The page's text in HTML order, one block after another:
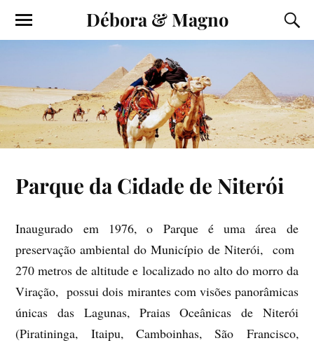
Débora & Magno
Parque da Cidade de Niterói
Inaugurado em 1976, o Parque é uma área de
preservação ambiental do Município de Niterói, com
270 metros de altitude e localizado no alto do morro da
Viração, possui dois mirantes com visões panorâmicas
únicas das Lagunas, Praias Oceânicas de Niterói
(Piratininga, Itaipu, Camboinhas, São Francisco,